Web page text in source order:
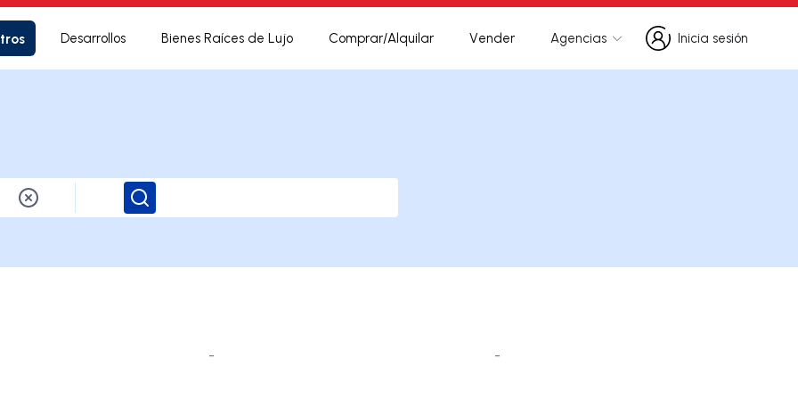
Desarrollos Bienes Raíces de Lujo Comprar/Alquilar Vender Agencias
Inicia sesión
Inicia sesión
Buscar
- -